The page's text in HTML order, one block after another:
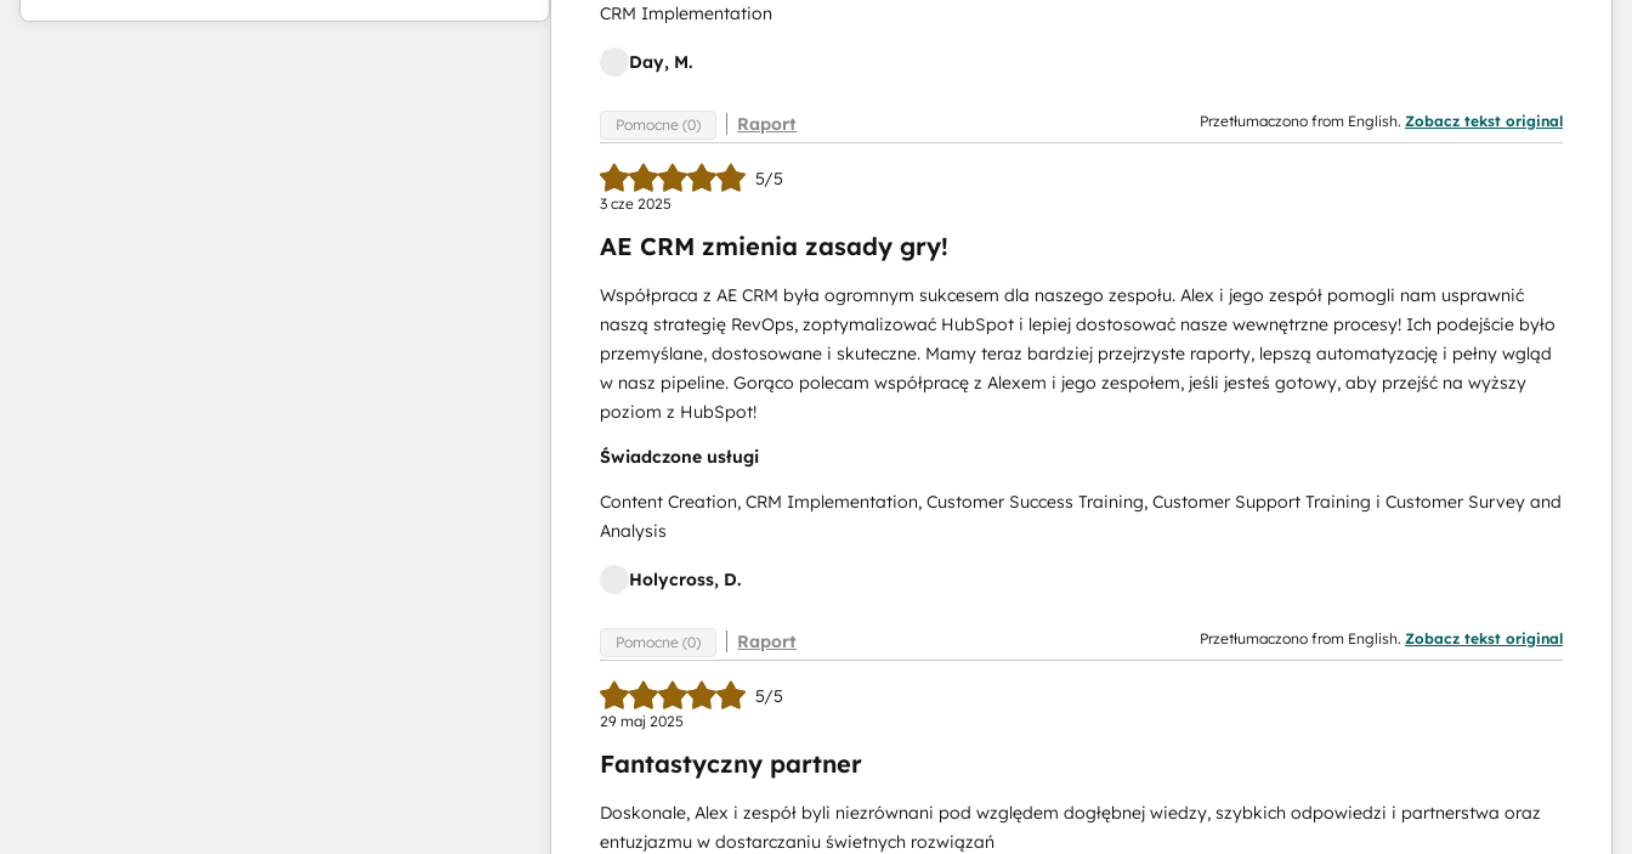
CRM Implementation
Day, M.
Pomocne (0) Raport Przetłumaczono from English. Zobacz tekst original
5/5
3 cze 2025
AE CRM zmienia zasady gry!
Współpraca z AE CRM była ogromnym sukcesem dla naszego zespołu. Alex i jego zespół pomogli nam usprawnić
naszą strategię RevOps, zoptymalizować HubSpot i lepiej dostosować nasze wewnętrzne procesy! Ich podejście było
przemyślane, dostosowane i skuteczne. Mamy teraz bardziej przejrzyste raporty, lepszą automatyzację i pełny wgląd
w nasz pipeline. Gorąco polecam współpracę z Alexem i jego zespołem, jeśli jesteś gotowy, aby przejść na wyższy
poziom z HubSpot!
Świadczone usługi
Content Creation, CRM Implementation, Customer Success Training, Customer Support Training i Customer Survey and
Analysis
Holycross, D.
Pomocne (0) Raport Przetłumaczono from English. Zobacz tekst original
5/5
29 maj 2025
Fantastyczny partner
Doskonale, Alex i zespół byli niezrównani pod względem dogłębnej wiedzy, szybkich odpowiedzi i partnerstwa oraz
entuzjazmu w dostarczaniu świetnych rozwiązań